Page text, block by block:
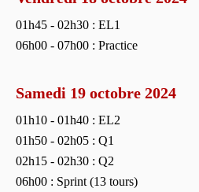
01h45 - 02h30 : EL1
06h00 - 07h00 : Practice
Samedi 19 octobre 2024
01h10 - 01h40 : EL2
01h50 - 02h05 : Q1
02h15 - 02h30 : Q2
06h00 : Sprint (13 tours)